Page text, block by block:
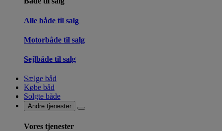
Alle både til salg
Motorbåde til salg
Sejlbåde til salg
Sælge båd
Købe båd
Solgte både
Andre tjenester
Vores tjenester